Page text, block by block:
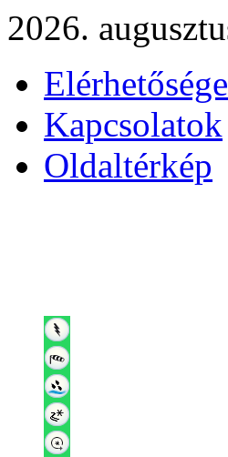
2026.
Kapcsolatok
Oldaltérkép